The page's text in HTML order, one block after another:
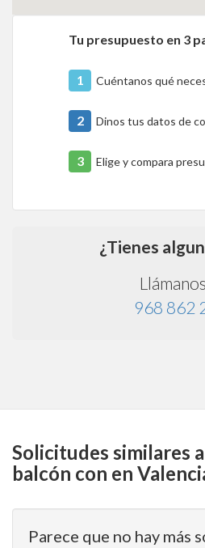
Tu presupuesto en 3
1 Cuéntanos qué
2 Dinos tus datos de
3 Elige y compara
¿Tienes
968 862
Solicitudes similares
balcón con en
Parece que no hay más